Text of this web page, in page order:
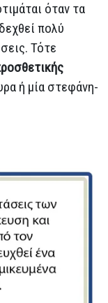
όταν τα
πολύ
Τότε
ή μία στεφάνη-